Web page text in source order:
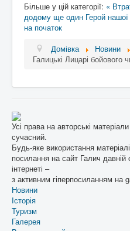
Більше у цій категорії: «
додому ще один Герой нашої
на початок
Домівка
Новини
Галицькі Лицарі бойового
Усі права на авторські
сучасний.
Будь-яке використання
посилання на сайт Галич
інтернеті –
з активним гіперпосиланням на
Новини
Історія
Туризм
Галерея